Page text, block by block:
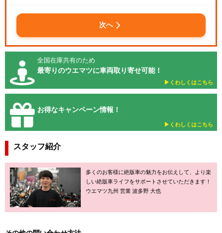
次へ
全国在庫共有のため
最寄りのウエマツに車両取り寄せ可能！
▶︎くわしくはこちら
お得なキャンペーン情報！
▶︎くわしくはこちら
スタッフ紹介
多くのお客様に絶版車の魅力をお伝えして、より楽
しい絶版車ライフをサポートさせていただきます！
ウエマツ九州 営業 波多野 大也